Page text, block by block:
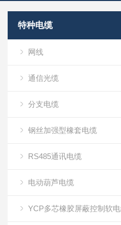
特种电缆
网线
通信光缆
分支电缆
钢丝加强型橡套电缆
RS485通讯电缆
电动葫芦电缆
YCP多芯橡胶屏蔽控制软